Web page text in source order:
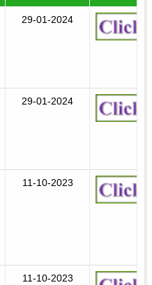
29-01-2024
29-01-2024
11-10-2023
11-10-2023